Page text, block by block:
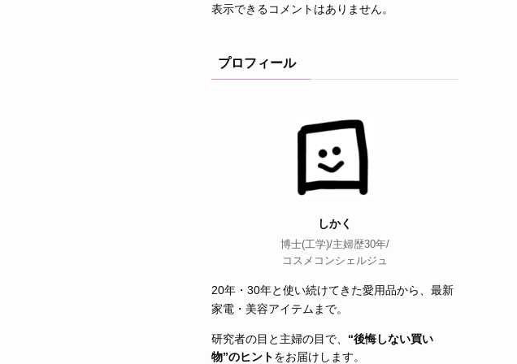
表示できるコメントはありません。
プロフィール
しかく
博士(工学)/主婦歴30年/
コスメコンシェルジュ
20年・30年と使い続けてきた愛用品から、最新
家電・美容アイテムまで。
研究者の目と主婦の目で、 “後悔しない買い
物”のヒントをお届けします。